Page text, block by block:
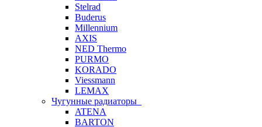
Stelrad
Buderus
Millennium
AXIS
NED Thermo
PURMO
KORADO
Viessmann
LEMAX
Чугунные радиаторы
ATENA
BARTON